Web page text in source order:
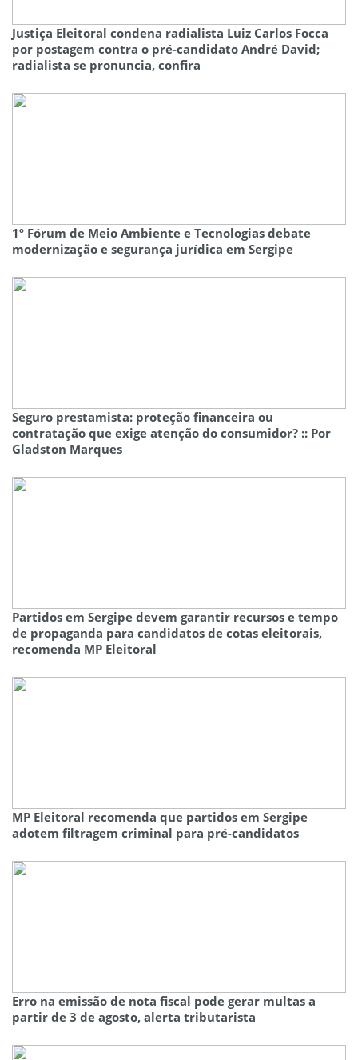
Justiça Eleitoral condena radialista Luiz Carlos Focca
por postagem contra o pré-candidato André David;
radialista se pronuncia, confira
1º Fórum de Meio Ambiente e Tecnologias debate
modernização e segurança jurídica em Sergipe
Seguro prestamista: proteção financeira ou
contratação que exige atenção do consumidor? :: Por
Gladston Marques
Partidos em Sergipe devem garantir recursos e tempo
de propaganda para candidatos de cotas eleitorais,
recomenda MP Eleitoral
MP Eleitoral recomenda que partidos em Sergipe
adotem filtragem criminal para pré-candidatos
Erro na emissão de nota fiscal pode gerar multas a
partir de 3 de agosto, alerta tributarista